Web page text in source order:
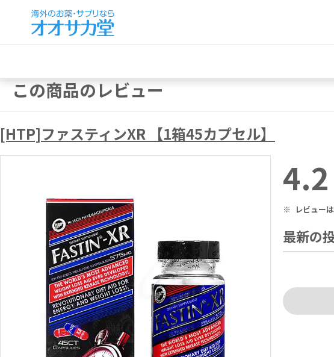
この商品のレビュー
[HTP]ファスティンXR 【1箱45カプセル】
4.2
※ レビュー
最新の